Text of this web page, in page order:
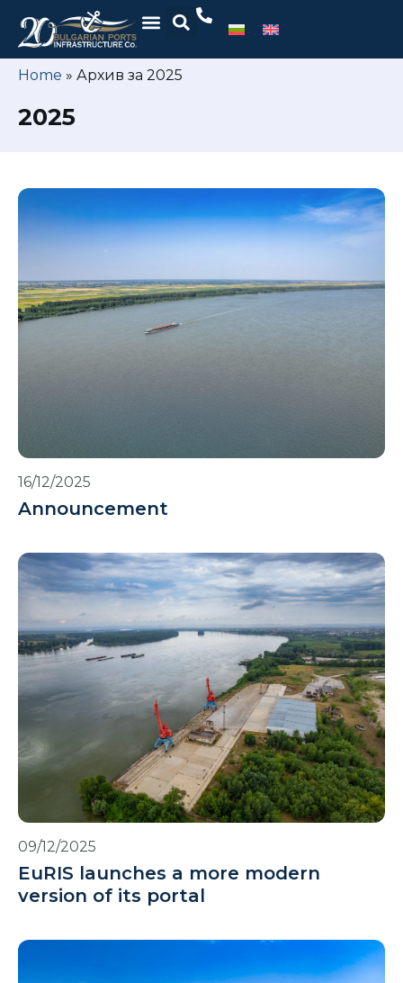
Home » Архив за 2025
2025
16/12/2025
Announcement
09/12/2025
EuRIS launches a more modern
version of its portal